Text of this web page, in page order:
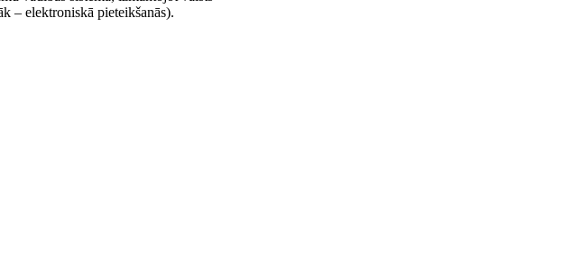
– elektroniskā pieteikšanās).